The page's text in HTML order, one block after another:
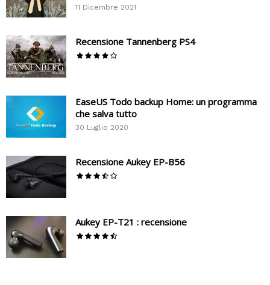
11 Dicembre 2021
Recensione Tannenberg PS4
EaseUS Todo backup Home: un programma
che salva tutto
30 Luglio 2020
Recensione Aukey EP-B56
Aukey EP-T21 : recensione